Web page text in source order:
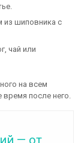
из шиповника с
чай или
на всем
после него.
— от